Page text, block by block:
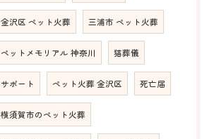
金沢区 ペット火葬 三浦市 ペット火葬
ペットメモリアル 神奈川 猫葬儀
サポート ペット火葬 金沢区 死亡届
横須賀市のペット火葬